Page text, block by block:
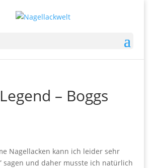
– Boggs
Nagellacken kann ich leider sehr
sagen und daher musste ich natürlich